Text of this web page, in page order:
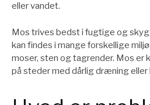
eller vandet.
Mos trives bedst i fugtige og
kan findes i mange forskellige
moser, sten og tagrender. Mos er
på steder med dårlig dræning